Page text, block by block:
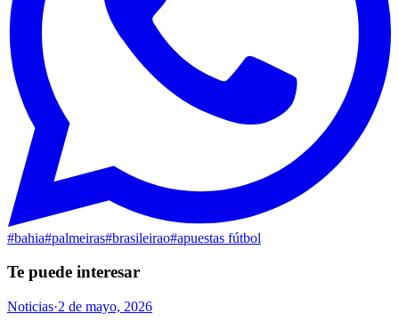
#bahia#palmeiras#brasileirao#apuestas fútbol
Te puede interesar
Noticias·2 de mayo, 2026